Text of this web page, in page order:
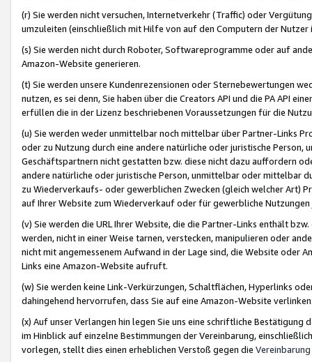
(r) Sie werden nicht versuchen, Internetverkehr (Traffic) oder
umzuleiten (einschließlich mit Hilfe von auf den Computern der
(s) Sie werden nicht durch Roboter, Softwareprogramme oder auf
Amazon-Website generieren.
(t) Sie werden unsere Kundenrezensionen oder Sternebewertungen
nutzen, es sei denn, Sie haben über die Creators API und die PA API
erfüllen die in der Lizenz beschriebenen Voraussetzungen für die
(u) Sie werden weder unmittelbar noch mittelbar über Partner-Links
oder zu Nutzung durch eine andere natürliche oder juristische
Geschäftspartnern nicht gestatten bzw. diese nicht dazu auffordern
andere natürliche oder juristische Person, unmittelbar oder mittelbar
zu Wiederverkaufs- oder gewerblichen Zwecken (gleich welcher Art)
auf Ihrer Website zum Wiederverkauf oder für gewerbliche
(v) Sie werden die URL Ihrer Website, die die Partner-Links enthält
werden, nicht in einer Weise tarnen, verstecken, manipulieren oder
nicht mit angemessenem Aufwand in der Lage sind, die Website oder
Links eine Amazon-Website aufruft.
(w) Sie werden keine Link-Verkürzungen, Schaltflächen, Hyperlinks
dahingehend hervorrufen, dass Sie auf eine Amazon-Website
(x) Auf unser Verlangen hin legen Sie uns eine schriftliche
im Hinblick auf einzelne Bestimmungen der Vereinbarung,
vorlegen, stellt dies einen erheblichen Verstoß gegen die Vereinbarung